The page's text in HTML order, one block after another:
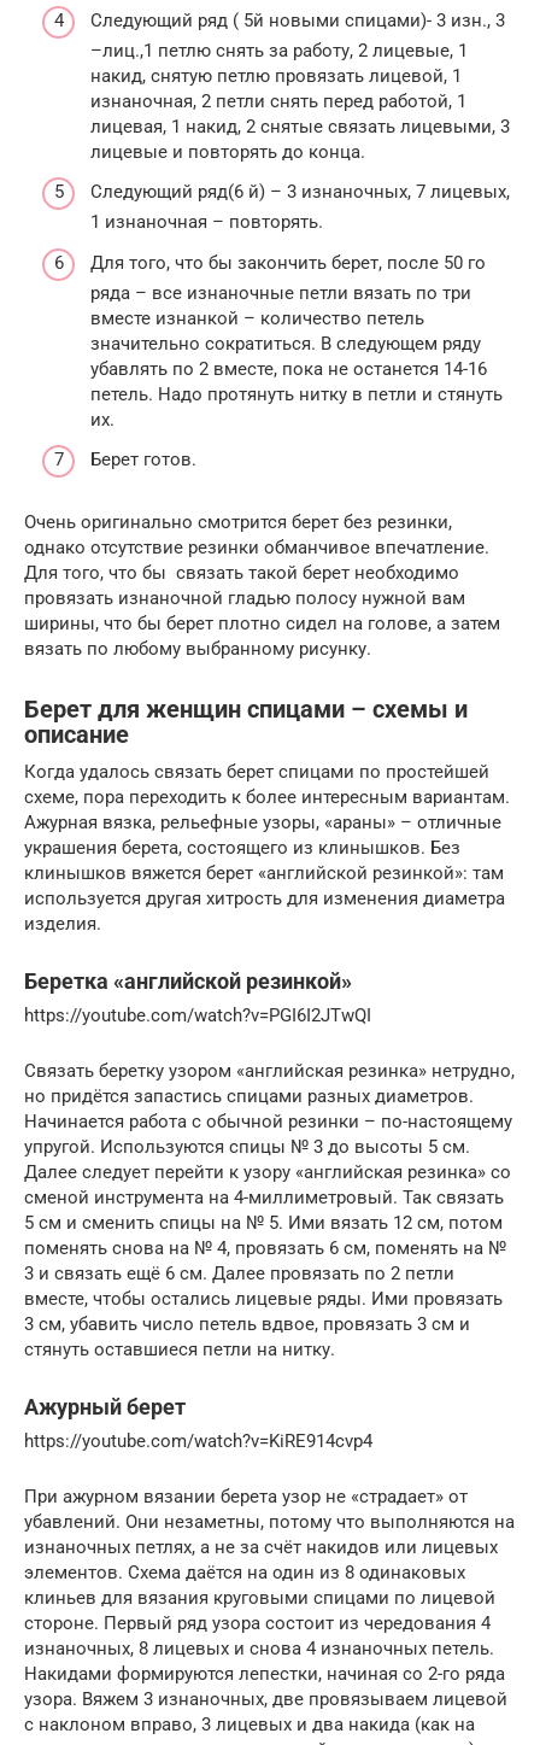
Следующий ряд ( 5й новыми спицами)- 3 изн., 3
–лиц.,1 петлю снять за работу, 2 лицевые, 1
накид, снятую петлю провязать лицевой, 1
изнаночная, 2 петли снять перед работой, 1
лицевая, 1 накид, 2 снятые связать лицевыми, 3
лицевые и повторять до конца.
Следующий ряд(6 й) – 3 изнаночных, 7 лицевых,
1 изнаночная – повторять.
Для того, что бы закончить берет, после 50 го
ряда – все изнаночные петли вязать по три
вместе изнанкой – количество петель
значительно сократиться. В следующем ряду
убавлять по 2 вместе, пока не останется 14-16
петель. Надо протянуть нитку в петли и стянуть
их.
Берет готов.
Очень оригинально смотрится берет без резинки,
однако отсутствие резинки обманчивое впечатление.
Для того, что бы связать такой берет необходимо
провязать изнаночной гладью полосу нужной вам
ширины, что бы берет плотно сидел на голове, а затем
вязать по любому выбранному рисунку.
Берет для женщин спицами – схемы и
описание
Когда удалось связать берет спицами по простейшей
схеме, пора переходить к более интересным вариантам.
Ажурная вязка, рельефные узоры, «араны» – отличные
украшения берета, состоящего из клинышков. Без
клинышков вяжется берет «английской резинкой»: там
используется другая хитрость для изменения диаметра
изделия.
Беретка «английской резинкой»
https://youtube.com/watch?v=PGI6I2JTwQI
Связать беретку узором «английская резинка» нетрудно,
но придётся запастись спицами разных диаметров.
Начинается работа с обычной резинки – по-настоящему
упругой. Используются спицы № 3 до высоты 5 см.
Далее следует перейти к узору «английская резинка» со
сменой инструмента на 4-миллиметровый. Так связать
5 см и сменить спицы на № 5. Ими вязать 12 см, потом
поменять снова на № 4, провязать 6 см, поменять на №
3 и связать ещё 6 см. Далее провязать по 2 петли
вместе, чтобы остались лицевые ряды. Ими провязать
3 см, убавить число петель вдвое, провязать 3 см и
стянуть оставшиеся петли на нитку.
Ажурный берет
https://youtube.com/watch?v=KiRE914cvp4
При ажурном вязании берета узор не «страдает» от
убавлений. Они незаметны, потому что выполняются на
изнаночных петлях, а не за счёт накидов или лицевых
элементов. Схема даётся на один из 8 одинаковых
клиньев для вязания круговыми спицами по лицевой
стороне. Первый ряд узора состоит из чередования 4
изнаночных, 8 лицевых и снова 4 изнаночных петель.
Накидами формируются лепестки, начиная со 2-го ряда
узора. Вяжем 3 изнаночных, две провязываем лицевой
с наклоном вправо, 3 лицевых и два накида (как на